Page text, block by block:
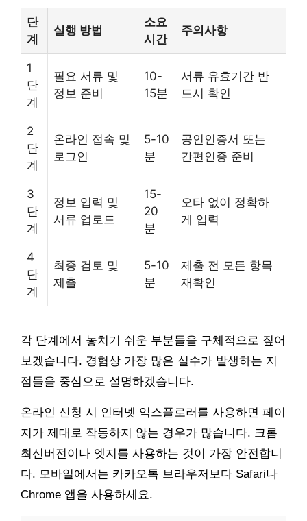
단
계
실행 방법
소요
시간
주의사항
1
단
계
필요 서류 및
정보 준비
10-
15분
서류 유효기간 반
드시 확인
2
단
계
온라인 접속 및
로그인
5-10
분
공인인증서 또는
간편인증 준비
3
단
계
정보 입력 및
서류 업로드
15-
20
분
오타 없이 정확하
게 입력
4
단
계
최종 검토 및
제출
5-10
분
제출 전 모든 항목
재확인
각 단계에서 놓치기 쉬운 부분들을 구체적으로 짚어
보겠습니다. 경험상 가장 많은 실수가 발생하는 지
점들을 중심으로 설명하겠습니다.
온라인 신청 시 인터넷 익스플로러를 사용하면 페이
지가 제대로 작동하지 않는 경우가 많습니다. 크롬
최신버전이나 엣지를 사용하는 것이 가장 안전합니
다. 모바일에서는 카카오톡 브라우저보다 Safari나
Chrome 앱을 사용하세요.